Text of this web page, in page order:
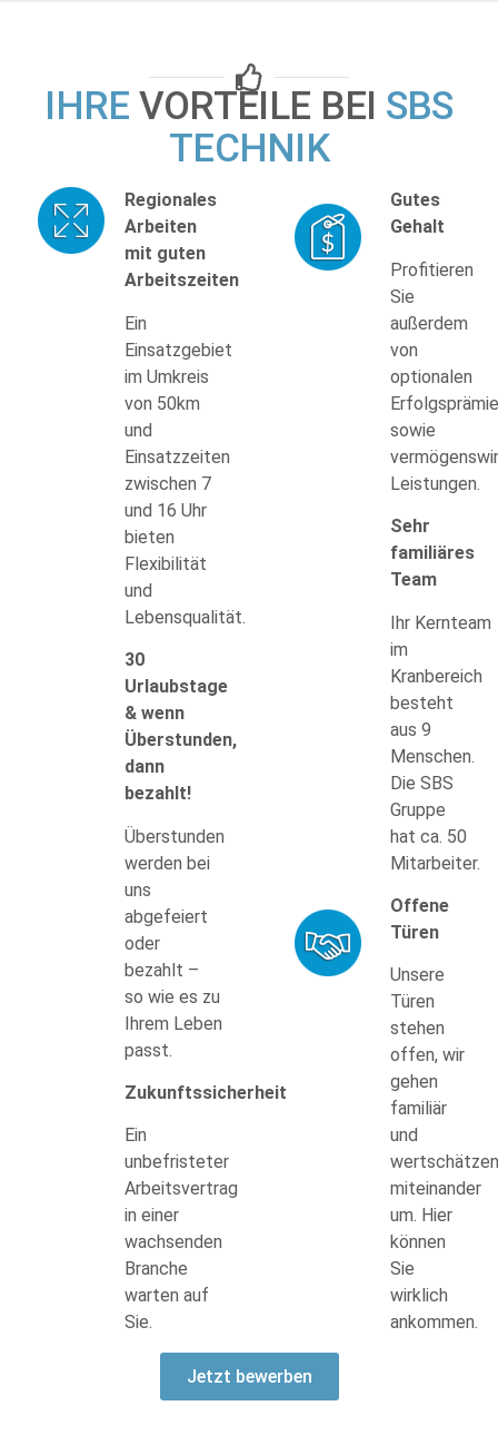
IHRE VORTEILE BEI SBS
TECHNIK
Regionales
Arbeiten
mit guten
Arbeitszeiten
Ein
Einsatzgebiet
im Umkreis
von 50km
und
Einsatzzeiten
zwischen 7
und 16 Uhr
bieten
Flexibilität
und
Lebensqualität.
30
Urlaubstage
& wenn
Überstunden,
dann
bezahlt!
Überstunden
werden bei
uns
abgefeiert
oder
bezahlt –
so wie es zu
Ihrem Leben
passt.
Zukunftssicherheit
Ein
unbefristeter
Arbeitsvertrag
in einer
wachsenden
Branche
warten auf
Sie.
Gutes
Gehalt
Profitieren
Sie
außerdem
von
optionalen
sowie
Leistungen.
Sehr
familiäres
Team
Ihr Kernteam
im
Kranbereich
besteht
aus 9
Menschen.
Die SBS
Gruppe
hat ca. 50
Mitarbeiter.
Offene
Türen
Unsere
Türen
stehen
offen, wir
gehen
familiär
und
miteinander
um. Hier
können
Sie
wirklich
ankommen.
Jetzt bewerben